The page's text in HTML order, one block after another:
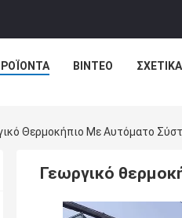
ΒΊΝΤΕΟ
Θερμοκήπιο Με Αυτόματο
Γεωργικό